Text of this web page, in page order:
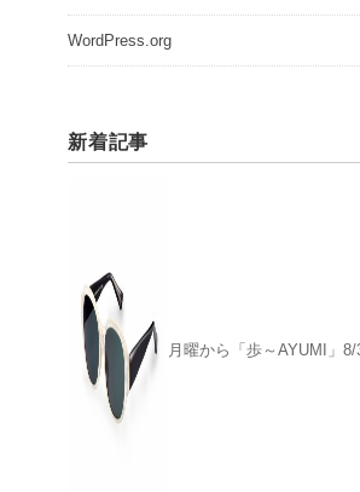
WordPress.org
新着記事
月曜から「歩～AYUMI」8/